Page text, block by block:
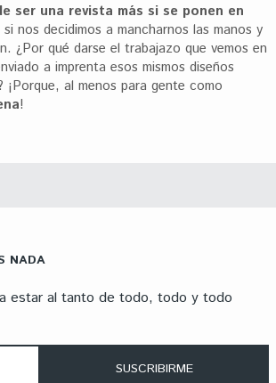
ser una revista más si se ponen en
si nos decidimos a mancharnos las manos y
¿Por qué darse el trabajazo que vemos en
a imprenta esos mismos diseños
al menos para gente como
!
NADA
estar al tanto de todo, todo y todo